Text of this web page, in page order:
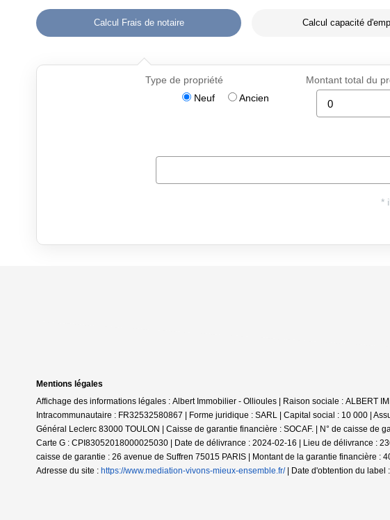
Calcul Frais de notaire Calcul capacité
Mentions légales
Affichage des informations légales : Albert Immobilier - Ollioules | Raison sociale : ALBERT
Intracommunautaire : FR32532580867 | Forme juridique : SARL | Capital social : 10 000 |
Général Leclerc 83000 TOULON | Caisse de garantie financière : SOCAF. | N° de caisse de
Carte G : CPI83052018000025030 | Date de délivrance : 2024-02-16 | Lieu de délivrance :
caisse de garantie : 26 avenue de Suffren 75015 PARIS | Montant de la garantie financière :
Adresse du site : https://www.mediation-vivons-mieux-ensemble.fr/| Date d'obtention du label